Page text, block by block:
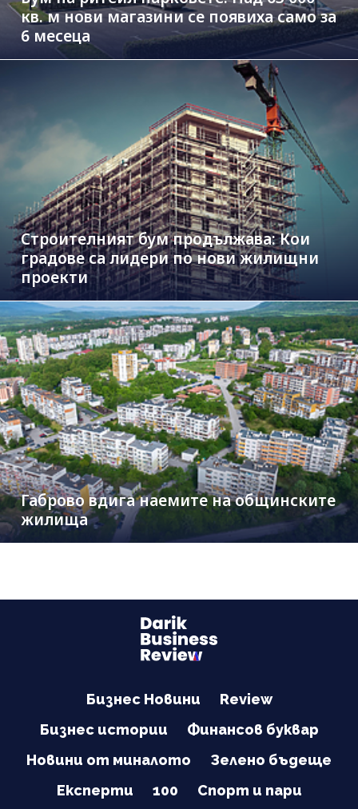
кв. м нови магазини се появиха само за
6 месеца
Строителният бум продължава: Кои
градове са лидери по нови жилищни
проекти
Габрово вдига наемите на общинските
жилища
Бизнес Новини
Review
Бизнес истории
Финансов буквар
Новини от миналото
Зелено бъдеще
Експерти
100 Спорт и пари